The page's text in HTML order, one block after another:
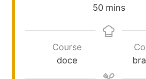
50 mins
Course
doce